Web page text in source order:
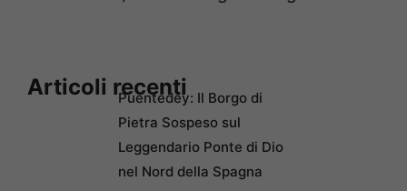
Articoli recentiPuentedey: Il Borgo di
Pietra Sospeso sul
Leggendario Ponte di Dio
nel Nord della Spagna